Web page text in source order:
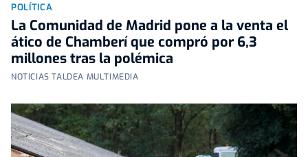
POLÍTICA
La Comunidad de Madrid pone a la venta el
ático de Chamberí que compró por 6,3
millones tras la polémica
NOTICIAS TALDEA MULTIMEDIA